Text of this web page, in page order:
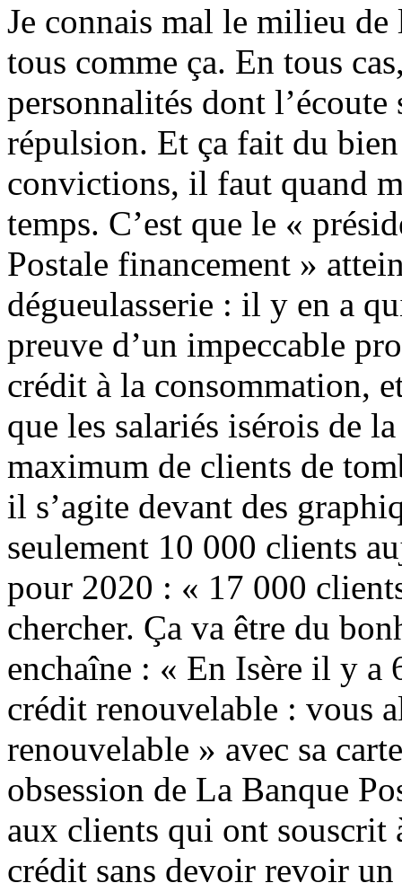
Je connais mal le milieu
tous comme ça. En tous
personnalités dont
répulsion. Et ça fait du
convictions, il faut quand
temps. C’est que le «
Postale financement »
dégueulasserie : il y en a
preuve d’un impeccable
crédit à la consommation,
que les salariés isérois de
maximum de clients de
il s’agite devant des
seulement 10 000 clients
pour 2020 : « 17 000
chercher. Ça va être du
enchaîne : « En Isère il y
crédit renouvelable : vous
renouvelable » avec sa
obsession de La Banque
aux clients qui ont souscrit
crédit sans devoir revoir